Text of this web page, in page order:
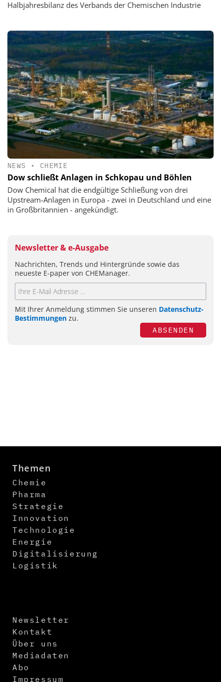
Halbjahresbilanz des Verbands der Chemischen Industrie
NEWS • CHEMIE
Dow schließt Anlagen in Schkopau und Böhlen
Dow Chemical hat die endgültige Schließung von drei
Upstream-Anlagen in Europa - zwei in Deutschland und eine
in Großbritannien - angekündigt.
Newsletter & e-Ausgabe
Nachrichten, Trends und Hintergründe sowie das
neueste E-paper von CHEManager.
Mit Ihrer Anmeldung stimmen Sie unseren Datenschutz-
Bestimmungen zu.
ABSENDEN
Themen
Chemie
Pharma
Strategie
Innovation
Technologie
Energie
Digitalisierung
Logistik
Newsletter
Kontakt
Über uns
Mediadaten
Abo
Impressum